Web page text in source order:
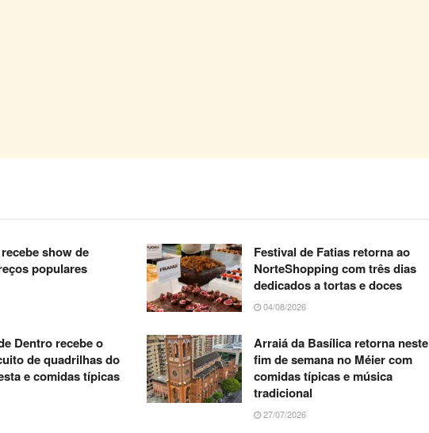
show de
populares
Festival de Fatias retorna ao
NorteShopping com três dias
dedicados a tortas e doces
04/08/2026
Dentro recebe o
de quadrilhas do
e comidas típicas
Arraiá da Basílica retorna neste
fim de semana no Méier com
comidas típicas e música
tradicional
27/07/2026